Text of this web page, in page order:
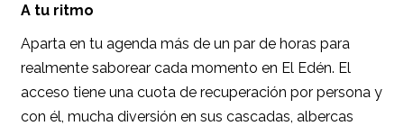
A tu ritmo
Aparta en tu agenda más de un par de horas para
realmente saborear cada momento en El Edén. El
acceso tiene una cuota de recuperación por persona y
con él, mucha diversión en sus cascadas, albercas